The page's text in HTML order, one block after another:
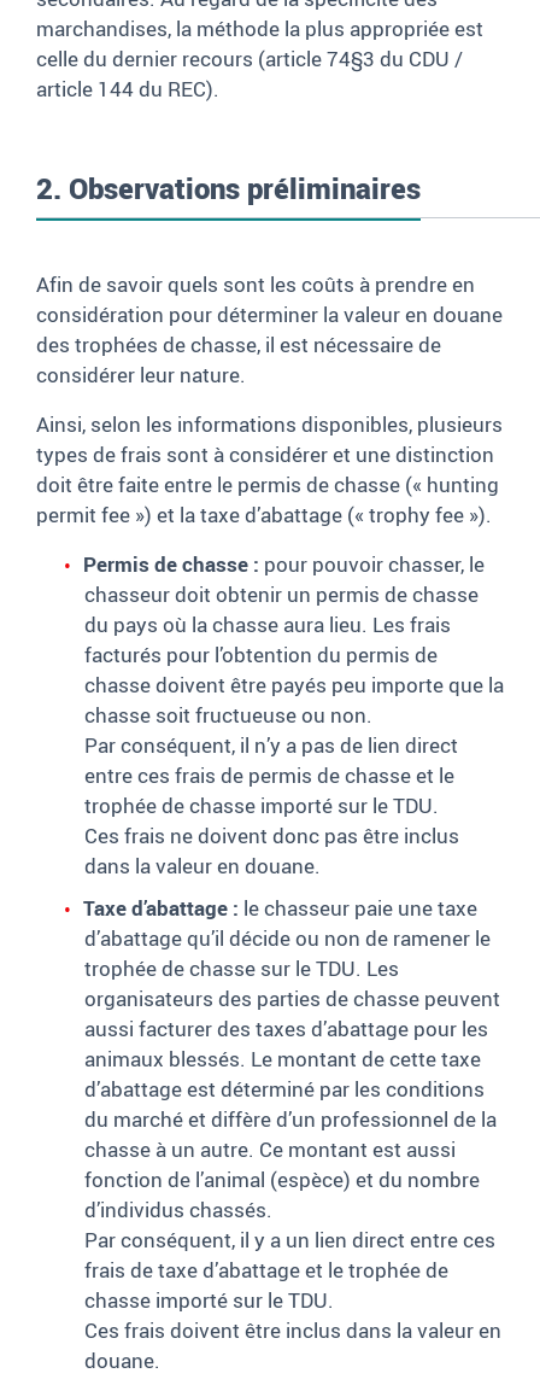
marchandises, la méthode la plus appropriée est
celle du dernier recours (article74§3 du CDU /
article 144 du REC).
2. Observations préliminaires
Afin de savoir quels sont les coûts à prendre en
considération pour déterminer la valeur en douane
des trophées de chasse, il est nécessaire de
considérer leur nature.
Ainsi, selon les informations disponibles, plusieurs
types de frais sont à considérer et une distinction
doit être faite entre le permis de chasse (« hunting
permit fee ») et la taxe d’abattage (« trophy fee »).
Permis de chasse : pour pouvoir chasser, le
chasseur doit obtenir un permis de chasse
du pays où la chasse aura lieu. Les frais
facturés pour l’obtention du permis de
chasse doivent être payés peu importe que la
chasse soit fructueuse ou non.
Par conséquent, il n’y a pas de lien direct
entre ces frais de permis de chasse et le
trophée de chasse importé sur le TDU.
Ces frais ne doivent donc pas être inclus
dans la valeur en douane.
Taxe d’abattage : le chasseur paie une taxe
d’abattage qu’il décide ou non de ramener le
trophée de chasse sur le TDU. Les
organisateurs des parties de chasse peuvent
aussi facturer des taxes d’abattage pour les
animaux blessés. Le montant de cette taxe
d’abattage est déterminé par les conditions
du marché et diffère d’un professionnel de la
chasse à un autre. Ce montant est aussi
fonction de l’animal (espèce) et du nombre
d’individus chassés.
Par conséquent, il y a un lien direct entre ces
frais de taxe d’abattage et le trophée de
chasse importé sur le TDU.
Ces frais doivent être inclus dans la valeur en
douane.